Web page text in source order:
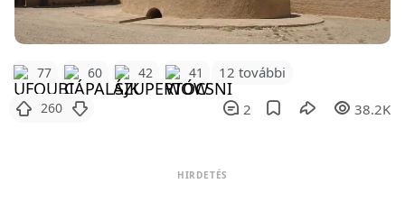
77 60 42 41 12 további
260 2 38.2K
HIRDETÉS